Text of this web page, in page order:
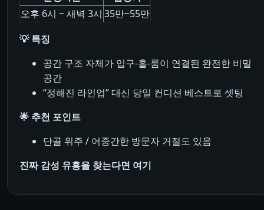
오후 6시 ~ 새벽 3시 35만~55만
💡 특징
공간 구조 자체가 입구-홀-룸이 연결된 완전한 비밀
공간
“정해진 라인업” 대신 당일 컨디션 베스트로 셋팅
🌟 추천 포인트
단골 위주 / 어중간한 방문자 거절도 있음
진짜 감성 유흥을 찾는다면 여기